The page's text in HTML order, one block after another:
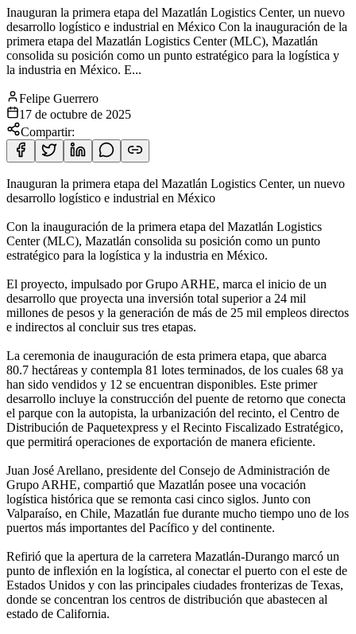
Inauguran la primera etapa del Mazatlán Logistics Center, un nuevo
desarrollo logístico e industrial en México Con la inauguración de la
primera etapa del Mazatlán Logistics Center (MLC), Mazatlán
consolida su posición como un punto estratégico para la logística y
la industria en México. E...
Felipe Guerrero
17 de octubre de 2025
Compartir:
Inauguran la primera etapa del Mazatlán Logistics Center, un nuevo
desarrollo logístico e industrial en México
Con la inauguración de la primera etapa del Mazatlán Logistics
Center (MLC), Mazatlán consolida su posición como un punto
estratégico para la logística y la industria en México.
El proyecto, impulsado por Grupo ARHE, marca el inicio de un
desarrollo que proyecta una inversión total superior a 24 mil
millones de pesos y la generación de más de 25 mil empleos directos
e indirectos al concluir sus tres etapas.
La ceremonia de inauguración de esta primera etapa, que abarca
80.7 hectáreas y contempla 81 lotes terminados, de los cuales 68 ya
han sido vendidos y 12 se encuentran disponibles. Este primer
desarrollo incluye la construcción del puente de retorno que conecta
el parque con la autopista, la urbanización del recinto, el Centro de
Distribución de Paquetexpress y el Recinto Fiscalizado Estratégico,
que permitirá operaciones de exportación de manera eficiente.
Juan José Arellano, presidente del Consejo de Administración de
Grupo ARHE, compartió que Mazatlán posee una vocación
logística histórica que se remonta casi cinco siglos. Junto con
Valparaíso, en Chile, Mazatlán fue durante mucho tiempo uno de los
puertos más importantes del Pacífico y del continente.
Refirió que la apertura de la carretera Mazatlán-Durango marcó un
punto de inflexión en la logística, al conectar el puerto con el este de
Estados Unidos y con las principales ciudades fronterizas de Texas,
donde se concentran los centros de distribución que abastecen al
estado de California.